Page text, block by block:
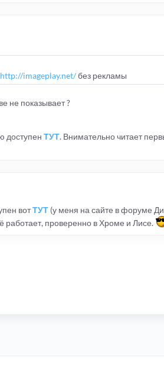
http://imageplay.net/без рекламы
не показывает ?
доступен ТУТ. Внимательно читает
вотТУТ (у меня на сайте в форуме
проверенно в Хроме и Лисе.